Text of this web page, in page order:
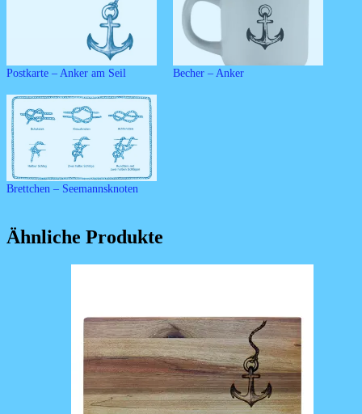
Postkarte – Anker am Seil Becher – Anker
Brettchen – Seemannsknoten
Ähnliche Produkte